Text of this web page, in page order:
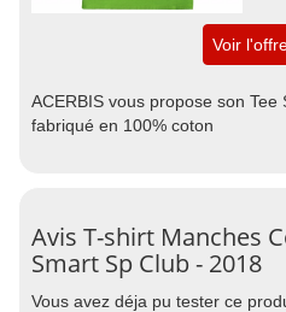
Voir
ACERBIS vous propose son Tee
fabriqué en 100% coton
Avis T-shirt Manches
Smart Sp Club - 2018
Vous avez déja pu tester ce